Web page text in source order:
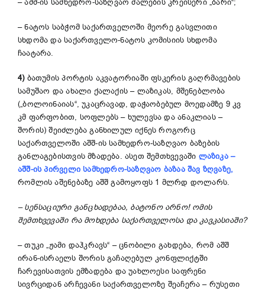
– აშშ-ის სამხედრო-საზღვაო ძალების კრეისერი „ბარი“;
– ნატოს საბჭომ საქართველოში მეორე გასვლითი
სხდომა და საქართველო-ნატოს კომისიის სხდომა
ჩაატარა.
4)ბათუმის პორტის აკვატორიაში ფსკერის გაღრმავების
სამუშაო და ახალი ქალაქის – ლაზიკას, მშენებლობა
(„ბოლოინაიას“, უკაცრავად, დაჭაობებულ მოედამზე 9 კვ
კმ ფარფობით, სოფლებს – ხულევსა და ანაკლიას –
შორის) შეიძლება განხილულ იქნეს როგორც
საქართველოში აშშ-ის სამხედრო-საზღვაო ბაზების
განლაგებისთვის მზადება. ასეთ შემთხვევაში ლაზიკა–
აშშ-ისპირველი სამხედრო-საზღვაო ბაზაა შავ ზღვაზე,
რომლის აშენებაზე აშშ გამოყოფს 1 მლრდ დოლარს.
– სენსაციური განცხადებაა, ბატონო არნო! ომის
შემთხვევაში რა მოხდება საქართველოსა და კავკასიაში?
– თუკი „ჟამი დაჰკრავს“ – ცნობილი გახდება, რომ აშშ
ირან-ისრაელს შორის გაჩაღებულ კონფლიქტში
ჩარევისათვის ემზადება და უახლოესი საფრენი
სივრციდან არჩევანი საქართველოზე შეაჩერა – რუსეთი